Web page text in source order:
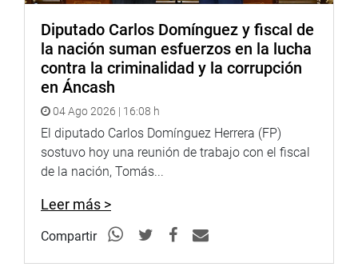
Diputado Carlos Domínguez y fiscal de
la nación suman esfuerzos en la lucha
contra la criminalidad y la corrupción
en Áncash
04 Ago 2026 | 16:08 h
El diputado Carlos Domínguez Herrera (FP)
sostuvo hoy una reunión de trabajo con el fiscal
de la nación, Tomás...
Leer más >
Compartir